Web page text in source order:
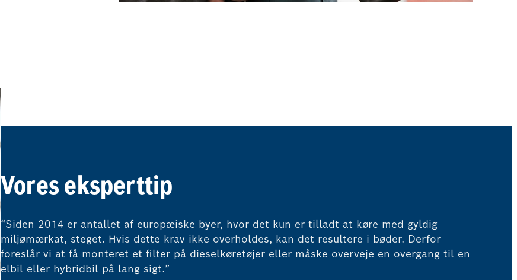
Vores eksperttip
“Siden 2014 er antallet af europæiske byer, hvor det kun er tilladt at køre med gyldig
miljømærkat, steget. Hvis dette krav ikke overholdes, kan det resultere i bøder. Derfor
foreslår vi at få monteret et filter på dieselkøretøjer eller måske overveje en overgang til en
elbil eller hybridbil på lang sigt.”